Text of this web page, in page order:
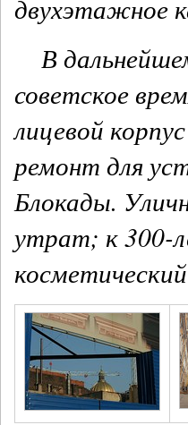
двухэтажное
В
советское
лицевой
ремонт для
Блокады.
утрат; к 300-